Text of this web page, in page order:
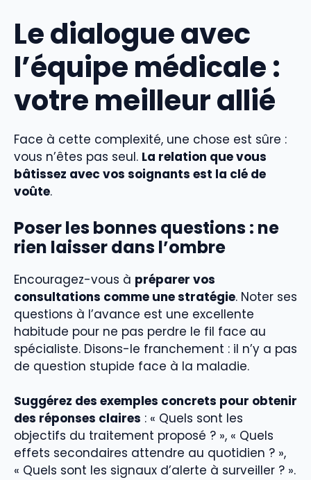
Le dialogue avec
l’équipe médicale :
votre meilleur allié
Face à cette complexité, une chose est sûre :
vous n’êtes pas seul. La relation que vous
bâtissez avec vos soignants est la clé de
voûte.
Poser les bonnes questions : ne
rien laisser dans l’ombre
Encouragez-vous à préparer vos
consultations comme une stratégie. Noter ses
questions à l’avance est une excellente
habitude pour ne pas perdre le fil face au
spécialiste. Disons-le franchement : il n’y a pas
de question stupide face à la maladie.
Suggérez des exemples concrets pour obtenir
des réponses claires : « Quels sont les
objectifs du traitement proposé ? », « Quels
effets secondaires attendre au quotidien ? »,
« Quels sont les signaux d’alerte à surveiller ? ».